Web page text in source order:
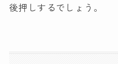
後押しするでしょう。